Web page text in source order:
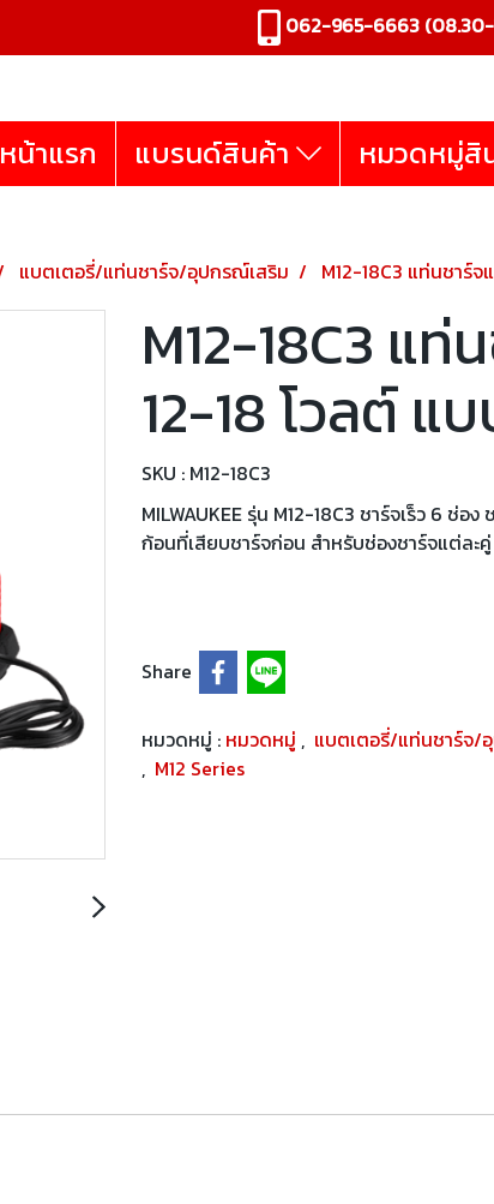
062-965-6663
หน้าแรก แบรนด์สินค้า หมวดหมู่สิ
แบตเตอรี่/แท่นชาร์จ/อุปกรณ์เสริม M12-18C3 แท่นชาร์จ
M12-18C3 แท่
12-18 โวลต์ แ
SKU : M12-18C3
MILWAUKEE รุ่น M12-18C3 ชาร์จเร็ว 6 ช่
ก้อนที่เสียบชาร์จก่อน สำหรับช่องชาร์จแต่ละคู่
Share
หมวดหมู่ : หมวดหมู่ , แบตเตอรี่/แท่นชาร์จ/
, M12 Series